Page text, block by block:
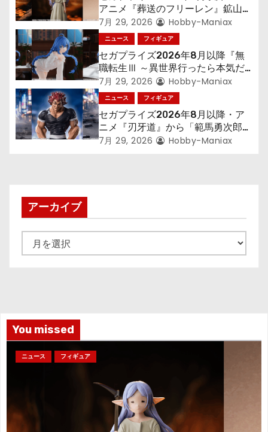
ョ
ン
アニメ『葬送のフリーレン』鉱山で
300年働くことになっっちゃった
「フリーレン」を立体化！
7月 29, 2026 Hobby-Maniax
ニュース フィギュア
セガプライズ2026年8月以降『無
職転生Ⅲ ～異世界行ったら本気だ
す～』から「ロキシー」のフィギュ
アが登場！
7月 29, 2026 Hobby-Maniax
ニュース フィギュア
セガプライズ2026年8月以降・ア
ニメ『刃牙道』から「範馬勇次郎」
が登場ッッ!!
7月 29, 2026 Hobby-Maniax
アーカイブ
ー
You missed
ニュース フィギュア